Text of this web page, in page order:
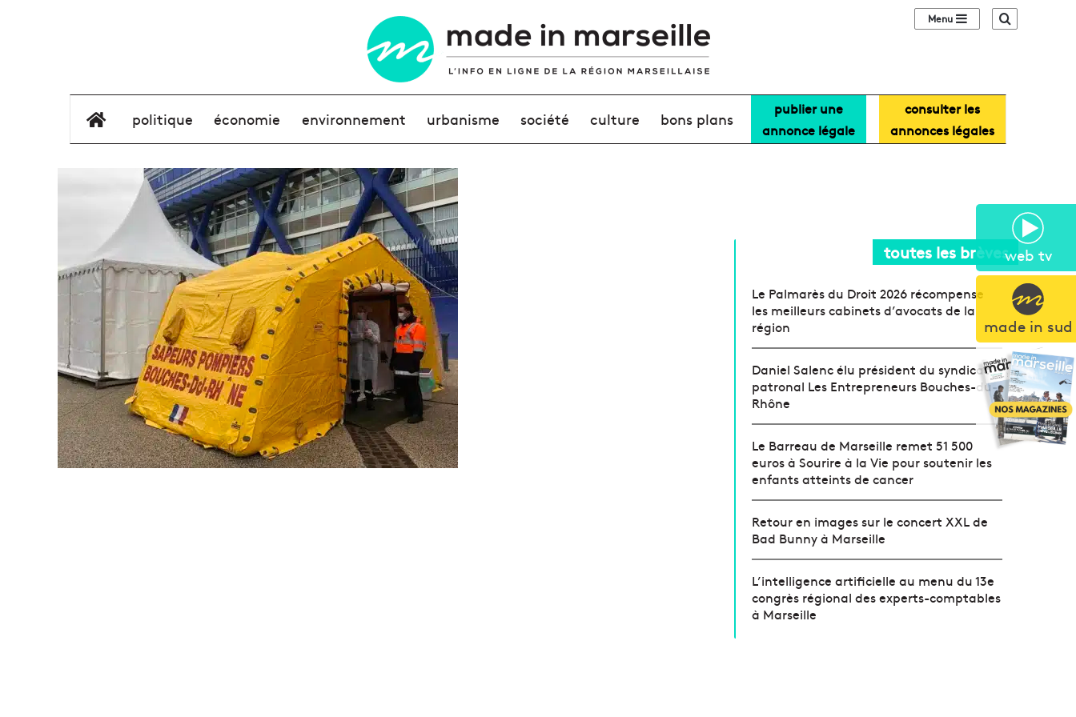
web tv
made in sud
Sidebar (barre
élément de menu
politique économie environnement urbanisme société culture bons plans
publier une
annonce légale
consulter les
annonces légales
toutes les brèves
Le Palmarès du Droit 2026 récompense
les meilleurs cabinets d’avocats de la
région
Daniel Salenc élu président du syndicat
patronal Les Entrepreneurs Bouches-du-
Rhône
Le Barreau de Marseille remet 51 500
euros à Sourire à la Vie pour soutenir les
enfants atteints de cancer
Retour en images sur le concert XXL de
Bad Bunny à Marseille
L’intelligence artificielle au menu du 13e
congrès régional des experts-comptables
à Marseille